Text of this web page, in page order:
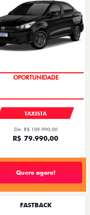
OPORTUNIDADE
TAXISTA
De: R$ 109.990,00
R$ 79.990,00
Quero agora!
FASTBACK